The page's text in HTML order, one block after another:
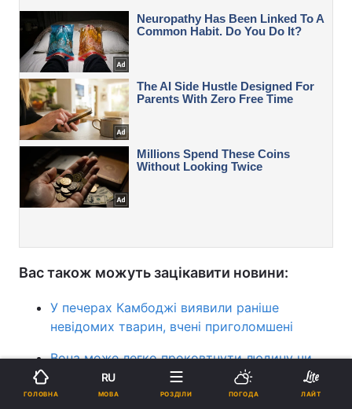
Вас також можуть зацікавити новини:
У печерах Камбоджі виявили раніше
невідомих тварин, вчені приголомшені
Вона може легко проковтнути людину чи
корову: ця змія є найдовшою у світі
ГОЛОВНА
RU
МОВА РОЗДІЛИ ПОГОДА ЛАЙТ